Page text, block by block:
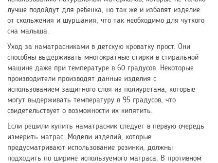
лучше подойдут для ребенка, но так же и избавят изделие
от скольжения и шуршания, что так необходимо для чуткого
сна малыша.
Уход за наматрасниками в детскую кроватку прост. Они
способны выдерживать многократные стирки в стиральной
машине даже при температуре в 60 градусов. Некоторые
производители производят данные изделия с
использованием защитного слоя из полиуретана, которые
могут выдерживать температуру в 95 градусов, что
свидетельствует о возможности их кипятить.
Если решили купить наматрасник следует в первую очередь
измерить матрас. Модели изделий, которые
предусматривают использование резинки, должны
подходить по ширине используемого матраса. В противном